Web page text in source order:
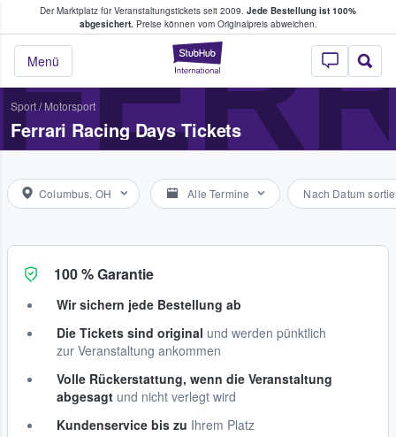
Der Marktplatz für Veranstaltungstickets seit 2009. Jede Bestellung ist 100%
abgesichert.Preise können vom Originalpreis abweichen.
StubHub - Wo
Menü
Tickets kaufen & verkaufen
Sport/ Motorsport
Ferrari Racing Days Tickets
Columbus, OH Alle Termine Nach Datum
100 % Garantie
Wir sichern jede Bestellung ab
Die Tickets sind original und werden pünktlich
zur Veranstaltung ankommen
Volle Rückerstattung, wenn die Veranstaltung
abgesagt und nicht verlegt wird
Kundenservice bis zu Ihrem Platz